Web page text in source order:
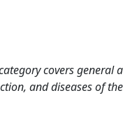
covers
and diseases of